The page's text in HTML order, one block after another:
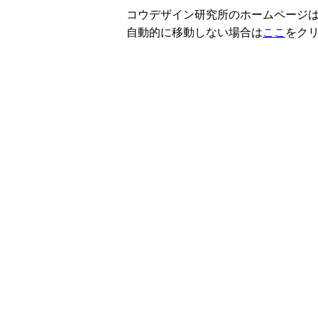
コウデザイン研究所のホームページ
自動的に移動しない場合はここ をク